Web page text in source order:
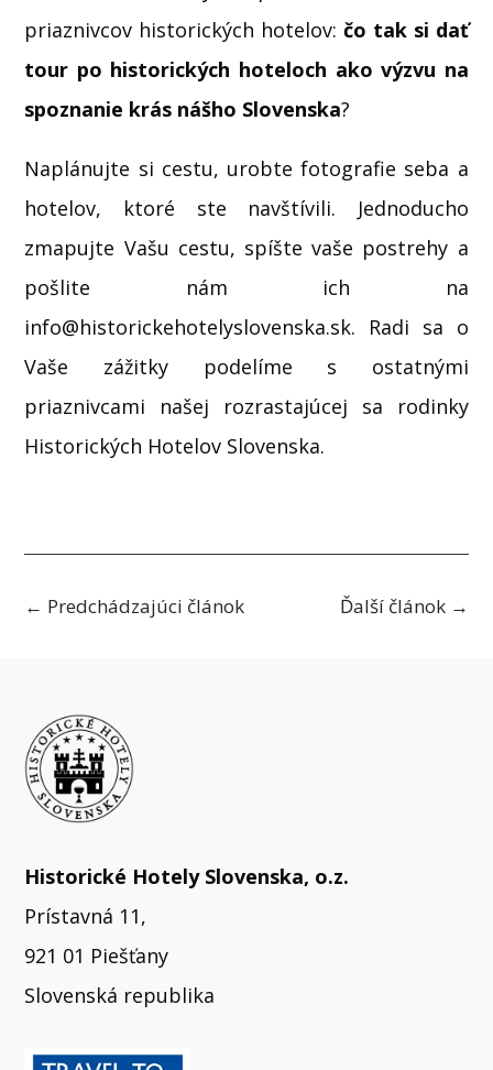
priaznivcov historických hotelov: čo tak si dať
tour po historických hoteloch ako výzvu na
spoznanie krás nášho Slovenska?
Naplánujte si cestu, urobte fotografie seba a
hotelov, ktoré ste navštívili. Jednoducho
zmapujte Vašu cestu, spíšte vaše postrehy a
pošlite nám ich na
info@historickehotelyslovenska.sk. Radi sa o
Vaše zážitky podelíme s ostatnými
priaznivcami našej rozrastajúcej sa rodinky
Historických Hotelov Slovenska.
← Predchádzajúci článok Ďalší článok→
Historické Hotely Slovenska, o.z.
Prístavná 11,
921 01 Piešťany
Slovenská republika